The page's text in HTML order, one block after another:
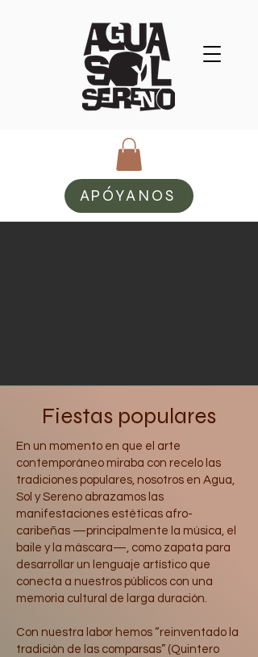
APÓYANOS
Fiestas populares
En un momento en que el arte
contemporáneo miraba con recelo las
tradiciones populares, nosotros en Agua,
Sol y Sereno abrazamos las
manifestaciones estéticas afro-
caribeñas —principalmente la música, el
baile y la máscara—, como zapata para
desarrollar un lenguaje artístico que
conecta a nuestros públicos con una
memoria cultural de larga duración.
Con nuestra labor hemos “reinventado la
tradición de las comparsas” (Quintero